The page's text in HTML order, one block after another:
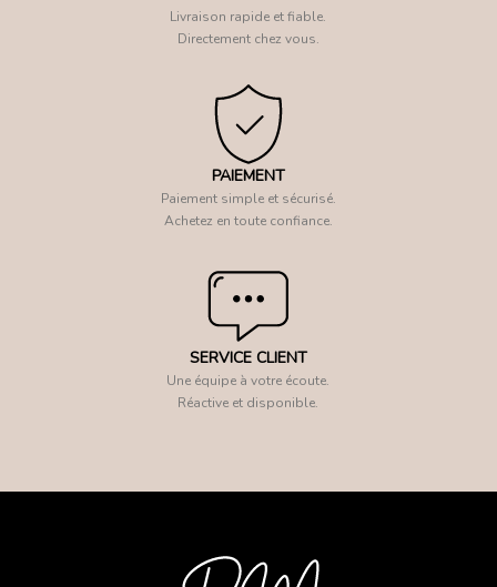
Livraison rapide et fiable.
Directement chez vous.
PAIEMENT
Paiement simple et sécurisé.
Achetez en toute confiance.
SERVICE CLIENT
Une équipe à votre écoute.
Réactive et disponible.